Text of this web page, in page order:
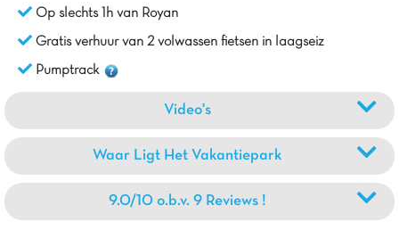
Op slechts 1h van Royan
Gratis verhuur van 2 volwassen fietsen in laagseiz
Pumptrack
Video's
Waar Ligt Het Vakantiepark
9.0/10 o.b.v. 9 Reviews !